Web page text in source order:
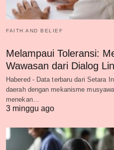
FAITH AND BELIEF
Melampaui Toleransi:
Wawasan dari Dialog
Habered - Data terbaru dari Setara
daerah dengan mekanisme
menekan…
3 minggu ago